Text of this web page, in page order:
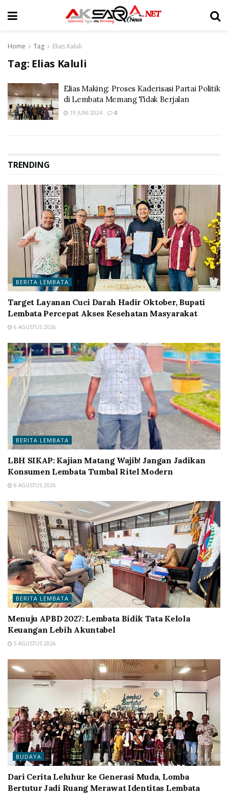
Home Tag Elias Kaluli
Tag: Elias Kaluli
Elias Making: Proses Kaderisasi Partai Politik
di Lembata Memang Tidak Berjalan
19 JUNI 2024 0
TRENDING
BERITA LEMBATA
Target Layanan Cuci Darah Hadir Oktober, Bupati
Lembata Percepat Akses Kesehatan Masyarakat
6 AGUSTUS 2026
BERITA LEMBATA
LBH SIKAP: Kajian Matang Wajib! Jangan Jadikan
Konsumen Lembata Tumbal Ritel Modern
6 AGUSTUS 2026
BERITA LEMBATA
Menuju APBD 2027: Lembata Bidik Tata Kelola
Keuangan Lebih Akuntabel
5 AGUSTUS 2026
BUDAYA
Dari Cerita Leluhur ke Generasi Muda, Lomba
Bertutur Jadi Ruang Merawat Identitas Lembata